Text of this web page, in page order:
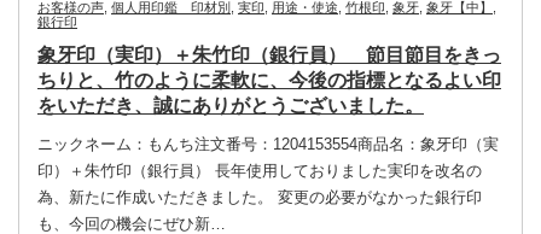
お客様の声 個人用印鑑 印材別 実印 用途・使途 竹根印 象牙 象牙【中】
銀行印
象牙印（実印）＋朱竹印（銀行員） 節目節目をきっ
ちりと、竹のように柔軟に、今後の指標となるよい印
をいただき、誠にありがとうございました。
ニックネーム：もんち注文番号：1204153554商品名：象牙印（実
印）＋朱竹印（銀行員） 長年使用しておりました実印を改名の
為、新たに作成いただきました。 変更の必要がなかった銀行印
も、今回の機会にぜひ新…